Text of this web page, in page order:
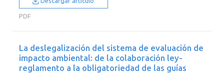
PDF
La deslegalización del sistema de evaluación de
impacto ambiental: de la colaboración ley-
reglamento a la obligatoriedad de las guías